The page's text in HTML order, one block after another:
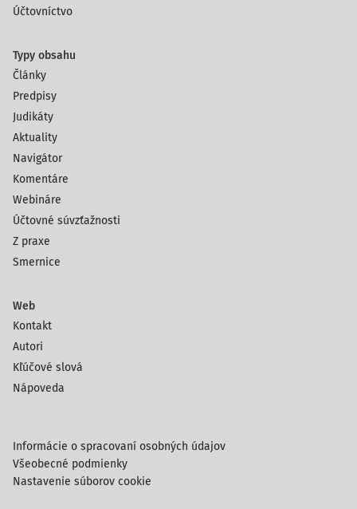
Účtovníctvo
Typy obsahu
Články
Predpisy
Judikáty
Aktuality
Navigátor
Komentáre
Webináre
Účtovné súvzťažnosti
Z praxe
Smernice
Web
Kontakt
Autori
Kľúčové slová
Nápoveda
Informácie o spracovaní osobných údajov
Všeobecné podmienky
Nastavenie súborov cookie